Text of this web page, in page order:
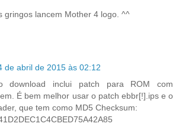
gringos lancem Mother 4 logo. ^^
de abril de 2015 às 02:12
download inclui patch para ROM com
É bem melhor usar o patch ebbr[!].ips e o
que tem como MD5 Checksum: